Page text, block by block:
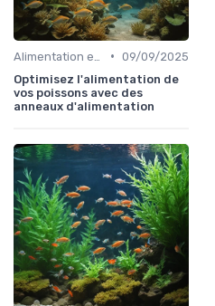
• 09/09/2025
Optimisez l'alimentation de
vos poissons avec des
anneaux d'alimentation